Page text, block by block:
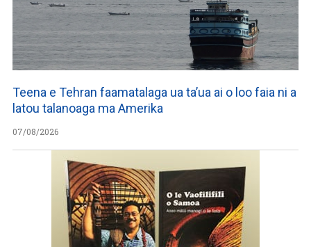
Teena e Tehran faamatalaga ua ta’ua ai o loo faia ni a
latou talanoaga ma Amerika
07/08/2026